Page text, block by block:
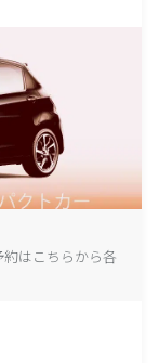
はこちらから各